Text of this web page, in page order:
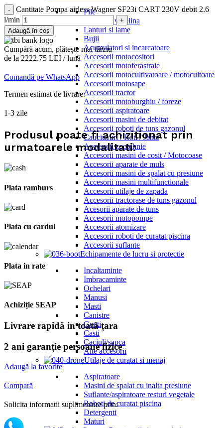
Pile
Uleiuri si vaselina
Lanturi si lame
Bujii
Acumulatori si incarcatoare
Accesorii motocositori
Accesorii motoferastraie
Accesorii motocultivatoare / motocultoare
Accesorii motosape
Accesorii tractor
Accesorii motoburghiu / foreze
Accesorii aspiratoare
Accesorii masini de debitat
Accesorii roboti de tuns gazonul
Cauciucuri / Roti / Jante
Accesorii zootehnie
Accesorii masini de cosit / Motocoase
Accesorii aparate de muls
Accesorii masini de spalat cu presiune
Accesorii masini multifunctionale
Accesorii utilaje de zapada
Accesorii tractorase de tuns gazonul
Acesorii aparate de tuns
Accesorii motopompe
Accesorii atomizare
Accesorii roboti de curatat piscina
Accesorii suflante
Echipamente de lucru si protectie
Incaltaminte
Imbracaminte
Ochelari
Manusi
Masti
Canistre
Genti
Casti
Caciuli/sapca
Alte accesorii
Utilaje de curatat si menaj
Aspiratoare
Masini de spalat cu inalta presiune
Suflante/aspiratoare resturi vegetale
Roboti de curatat piscina
Detergenti
Maturi
Cantitate Pompa airless Wagner SF23i CART 230V debit 2.6
l/min
Adaugă în coș
Cumpără acum, plătește mai târziu
de la 2222.75 LEI / lună
Comandă pe WhatsApp
Termen estimat de livrare:
1-3 zile
Produsul poate fi achizitionat prin
urmatoarele modalitati:
Plata ramburs
Plata cu cardul
Plata in rate
Achiziție SEAP
Livrare rapidă in toată țara
2 ani garanție persoane fizice
Adaugă la favorite
Compară
Solicita informatii suplimentare prin: